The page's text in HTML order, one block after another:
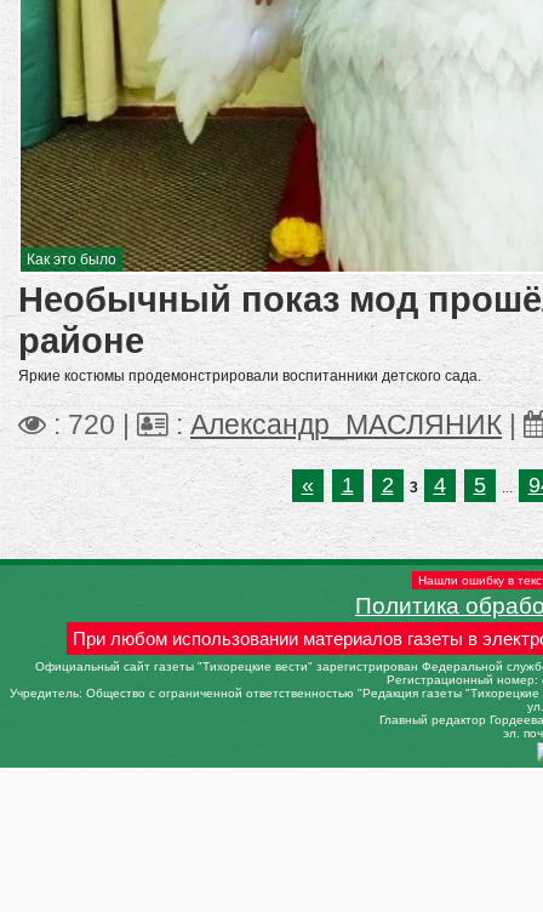
Как это было
Необычный показ мод
районе
Яркие костюмы продемонстрировали воспитанники детского сада.
: 720 | :Александр_МАСЛЯНИК |
« 1 2 3 4 5 ...
Нашли ошибку в
Политика
При любом использовании материалов газеты в
Официальный сайт газеты "Тихорецкие вести" зарегистрирован Федеральной
Регистрационный
Учредитель: Общество с ограниченной ответственностью "Редакция газеты
Главный редактор
эл.